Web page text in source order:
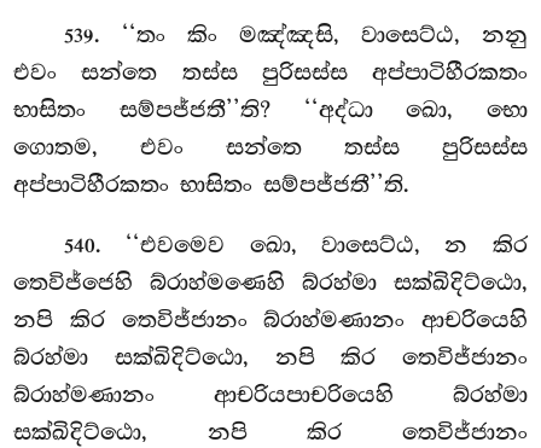
539. ‘‘තං කිං මඤ්ඤසි, වාසෙට්ඨ, නනු
එවං සන්තෙ තස්ස පුරිසස්ස අප්පාටිහීරකතං
භාසිතං සම්පජ්ජතී’’ති? ‘‘අද්ධා ඛො, භො
ගොතම, එවං සන්තෙ තස්ස පුරිසස්ස
අප්පාටිහීරකතං භාසිතං සම්පජ්ජතී’’ති.
540. ‘‘එවමෙව ඛො, වාසෙට්ඨ, න කිර
තෙවිජ්ජෙහි බ්රාහ්මණෙහි බ්රහ්මා සක්ඛිදිට්ඨො,
නපි කිර තෙවිජ්ජානං බ්රාහ්මණානං ආචරියෙහි
බ්රහ්මා සක්ඛිදිට්ඨො, නපි කිර තෙවිජ්ජානං
බ්රාහ්මණානං ආචරියපාචරියෙහි බ්රහ්මා
සක්ඛිදිට්ඨො, නපි කිර තෙවිජ්ජානං